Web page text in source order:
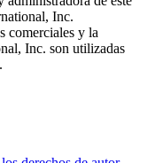
Inc.
comerciales y la
Inc. son utilizadas